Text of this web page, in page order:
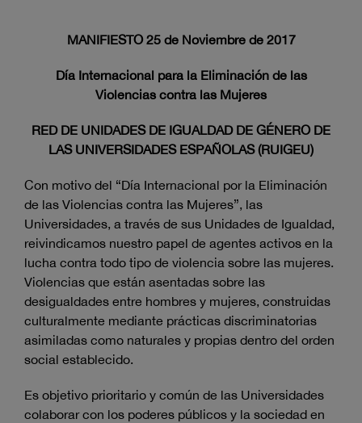
MANIFIESTO 25 de Noviembre de 2017
Día Internacional para la Eliminación de las
Violencias contra las Mujeres
RED DE UNIDADES DE IGUALDAD DE GÉNERO DE
LAS UNIVERSIDADES ESPAÑOLAS (RUIGEU)
Con motivo del “Día Internacional por la Eliminación
de las Violencias contra las Mujeres”, las
Universidades, a través de sus Unidades de Igualdad,
reivindicamos nuestro papel de agentes activos en la
lucha contra todo tipo de violencia sobre las mujeres.
Violencias que están asentadas sobre las
desigualdades entre hombres y mujeres, construidas
culturalmente mediante prácticas discriminatorias
asimiladas como naturales y propias dentro del orden
social establecido.
Es objetivo prioritario y común de las Universidades
colaborar con los poderes públicos y la sociedad en